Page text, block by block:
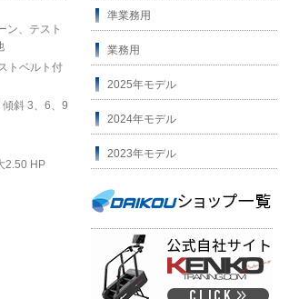
ン、テスト
トベルト付
斜 3、6、9
2.50 HP
準業務用
業務用
2025年モデル
2024年モデル
2023年モデル